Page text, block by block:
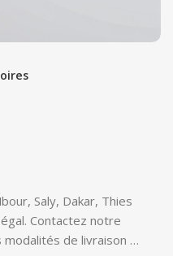
Saly, Dakar, Thies
Contactez notre
modalités de livraison …